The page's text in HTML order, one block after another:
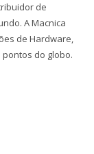
de
A Macnica
de Hardware,
pontos do globo.